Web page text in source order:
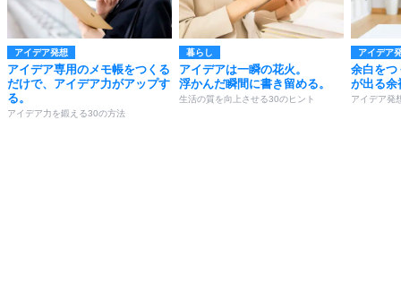
アイデア発想
アイデア専用のメモ帳をつくる
だけで、アイデア力がアップす
る。
アイデア力を鍛える30の方法
暮らし
アイデアは一瞬の花火。
浮かんだ瞬間に書き留める。
生活の質を向上させる30のヒント
アイデア
余白をつ
が出る余
アイデア発